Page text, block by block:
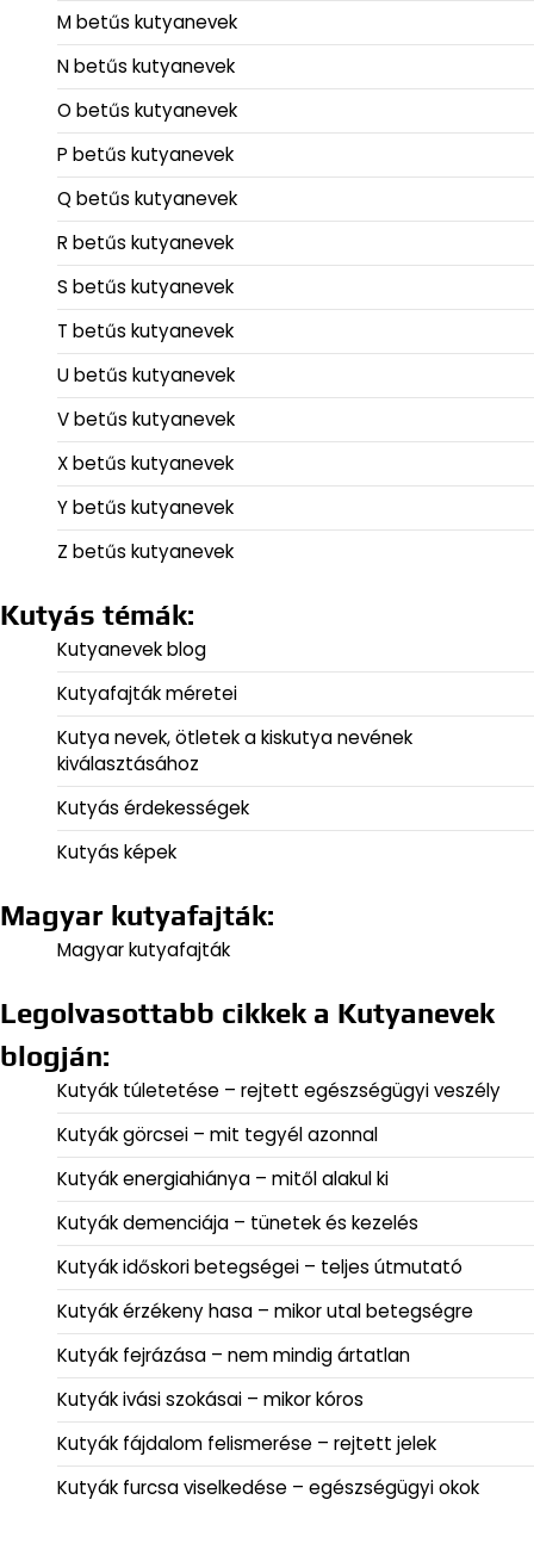
M betűs kutyanevek
N betűs kutyanevek
O betűs kutyanevek
P betűs kutyanevek
Q betűs kutyanevek
R betűs kutyanevek
S betűs kutyanevek
T betűs kutyanevek
U betűs kutyanevek
V betűs kutyanevek
X betűs kutyanevek
Y betűs kutyanevek
Z betűs kutyanevek
Kutyás témák:
Kutyanevek blog
Kutyafajták méretei
Kutya nevek, ötletek a kiskutya nevének
kiválasztásához
Kutyás érdekességek
Kutyás képek
Magyar kutyafajták:
Magyar kutyafajták
Legolvasottabb cikkek a Kutyanevek
blogján:
Kutyák túletetése – rejtett egészségügyi veszély
Kutyák görcsei – mit tegyél azonnal
Kutyák energiahiánya – mitől alakul ki
Kutyák demenciája – tünetek és kezelés
Kutyák időskori betegségei – teljes útmutató
Kutyák érzékeny hasa – mikor utal betegségre
Kutyák fejrázása – nem mindig ártatlan
Kutyák ivási szokásai – mikor kóros
Kutyák fájdalom felismerése – rejtett jelek
Kutyák furcsa viselkedése – egészségügyi okok